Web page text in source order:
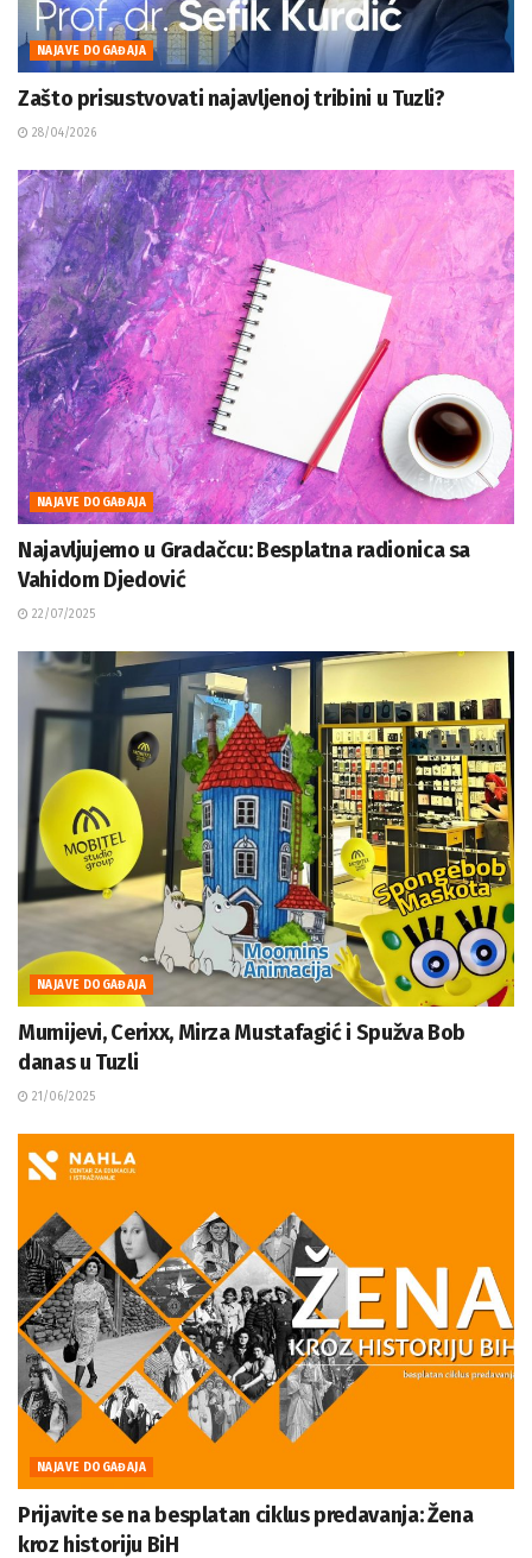
NAJAVE DOGAĐAJA
Zašto prisustvovati najavljenoj tribini u Tuzli?
28/04/2026
NAJAVE DOGAĐAJA
Najavljujemo u Gradačcu: Besplatna radionica sa
Vahidom Djedović
22/07/2025
NAJAVE DOGAĐAJA
Mumijevi, Cerixx, Mirza Mustafagić i Spužva Bob
danas u Tuzli
21/06/2025
NAJAVE DOGAĐAJA
Prijavite se na besplatan ciklus predavanja: Žena
kroz historiju BiH